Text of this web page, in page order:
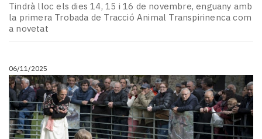
Tindrà lloc els dies 14, 15 i 16 de novembre, enguany amb
la primera Trobada de Tracció Animal Transpirinenca com
a novetat
06/11/2025